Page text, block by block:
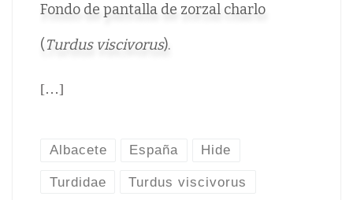
Fondo de pantalla de zorzal charlo
(Turdus viscivorus).
[…]
Albacete España Hide
Turdidae Turdus viscivorus